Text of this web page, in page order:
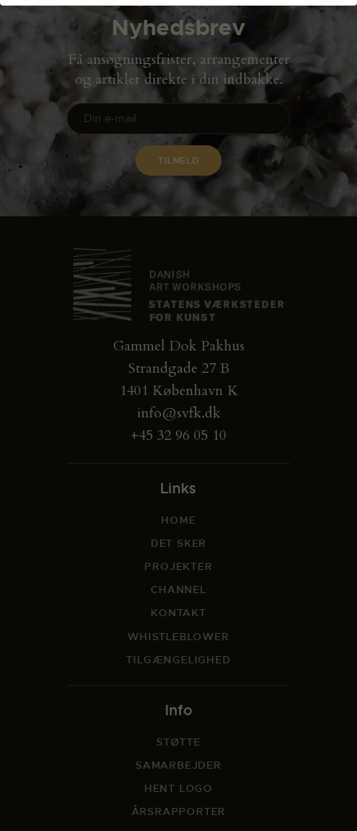
Nyhedsbrev
Få ansøgningsfrister, arrangementer
og artikler direkte i din indbakke.
Gammel Dok Pakhus
Strandgade 27 B
1401 København K
info@svfk.dk
+45 32 96 05 10
Links
HOME
DET SKER
PROJEKTER
CHANNEL
KONTAKT
WHISTLEBLOWER
TILGÆNGELIGHED
Info
STØTTE
SAMARBEJDER
HENT LOGO
ÅRSRAPPORTER